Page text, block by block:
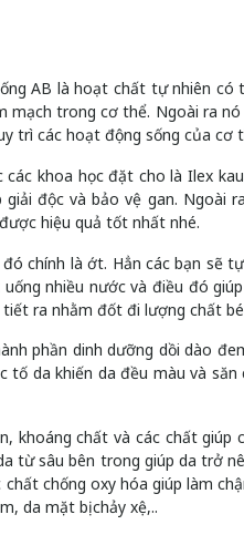
AB là hoạt chất tự nhiên
mạch trong cơ thể. Ngoài ra
trì các hoạt động sống của cơ
khoa học đặt cho là Ilex
độc và bảo vệ gan. Ngoài
hiệu quả tốt nhất nhé.
chính là ớt. Hẳn các bạn sẽ
nhiều nước và điều đó
ra nhằm đốt đi lượng chất
phần dinh dưỡng dồi dào
da khiến da đều màu và
khoáng chất và các chất giúp
từ sâu bên trong giúp da trở
chống oxy hóa giúp làm
da mặt bị chảy xệ,..